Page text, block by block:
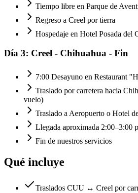
Tiempo libre en Parque de
Regreso a Creel por tierra
Hospedaje en Hotel Posada del
Día 3: Creel - Chihuahua - Fin
7:00 Desayuno en Restaurant
Traslado por carretera hacia
vuelo)
Traslado a Aeropuerto o Hotel
Llegada aproximada 2:00–3:00
Fin de nuestros servicios
Qué incluye
Traslados CUU ↔ Creel por